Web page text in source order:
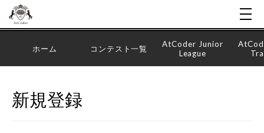
ホーム コンテスト一覧
AtCoder Junior
League
新規登録